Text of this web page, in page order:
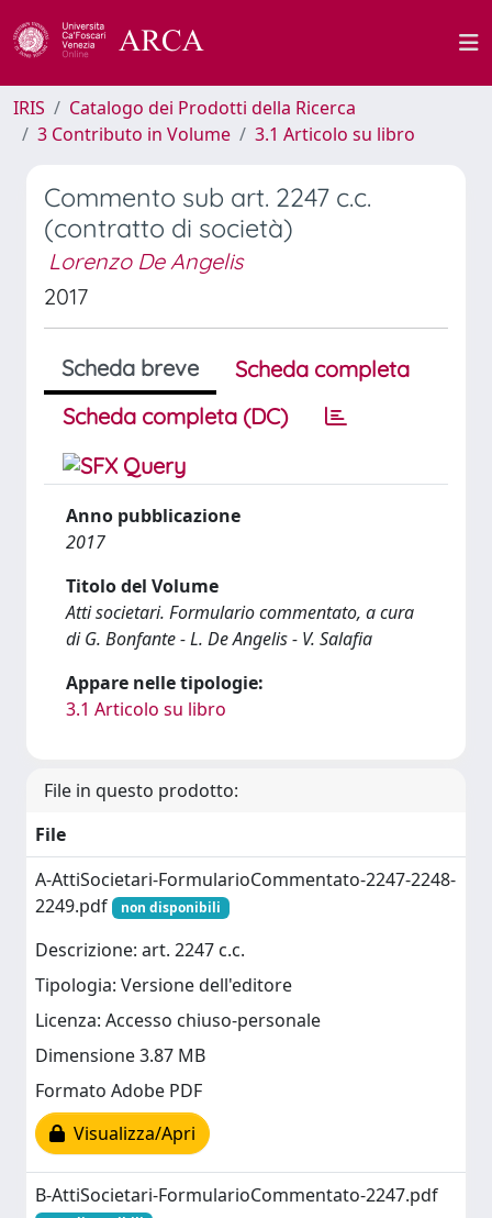
IRIS
Catalogo dei Prodotti della Ricerca
3 Contributo in Volume
3.1 Articolo su libro
Commento sub art. 2247 c.c.
(contratto di società)
Lorenzo De Angelis
2017
Scheda breve
Scheda completa
Scheda completa (DC)
Anno pubblicazione
2017
Titolo del Volume
Atti societari. Formulario commentato, a cura
di G. Bonfante - L. De Angelis - V. Salafia
Appare nelle tipologie:
3.1 Articolo su libro
File in questo prodotto:
File
A-AttiSocietari-FormularioCommentato-2247-2248-
2249.pdf
non disponibili
Descrizione: art. 2247 c.c.
Tipologia: Versione dell'editore
Licenza: Accesso chiuso-personale
Dimensione 3.87 MB
Formato Adobe PDF
Visualizza/Apri
B-AttiSocietari-FormularioCommentato-2247.pdf